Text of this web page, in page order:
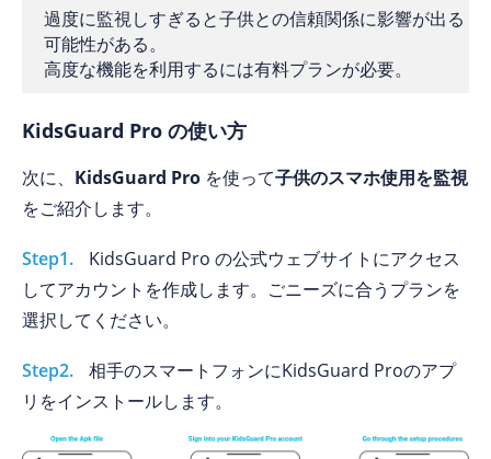
過度に監視しすぎると子供との信頼関係に影響が出る
可能性がある。
高度な機能を利用するには有料プランが必要。
KidsGuard Pro の使い方
次に、 KidsGuard Pro を使って子供のスマホ使用を監視
をご紹介します。
Step1.
KidsGuard Pro の公式ウェブサイトにアクセス
してアカウントを作成します。ごニーズに合うプランを
選択してください。
Step2.
相手のスマートフォンにKidsGuard Proのアプ
リをインストールします。